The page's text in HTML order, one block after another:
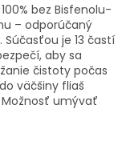
bez Bisfenolu-
– odporúčaný
je 13 častí
aby sa
čistoty počas
väčšiny fliaš
umývať